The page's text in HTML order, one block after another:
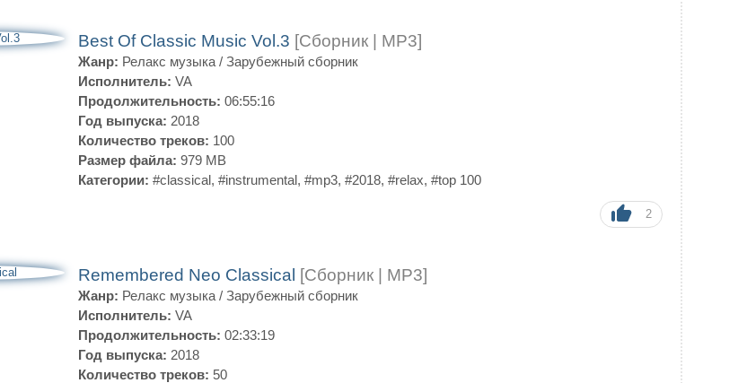
Best Of Classic Music Vol.3 [Сборник | MP3]
Жанр: Релакс музыка / Зарубежный сборник
Исполнитель: VA
Продолжительность: 06:55:16
Год выпуска: 2018
Количество треков: 100
Размер файла: 979 MB
Категории: #classical, #instrumental, #mp3, #2018, #relax, #top 100
2
Remembered Neo Classical [Сборник | MP3]
Жанр: Релакс музыка / Зарубежный сборник
Исполнитель: VA
Продолжительность: 02:33:19
Год выпуска: 2018
Количество треков: 50